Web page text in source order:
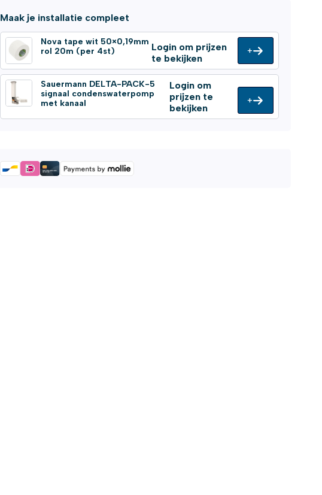
Maak je installatie compleet
Nova tape wit 50×0,19mm
rol 20m (per 4st)
Login om prijzen
te bekijken
+
Sauermann DELTA-PACK-5
signaal condenswaterpomp
met kanaal
Login om
prijzen te
bekijken
+